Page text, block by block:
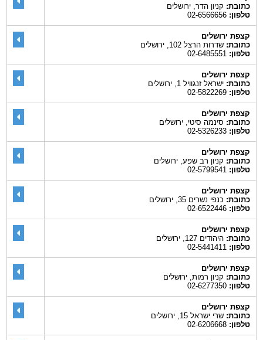
כתובת:קניון הדר, ירושלים
טלפון:02-6566656
קצפת ירושלים
כתובת:שדרות הרצל 102, ירושלים
טלפון:02-6485551
קצפת ירושלים
כתובת:ישראל זנגוויל 1, ירושלים
טלפון:02-5822269
קצפת ירושלים
כתובת:סינמה סיטי, ירושלים
טלפון:02-5326233
קצפת ירושלים
כתובת:קניון רב שפע, ירושלים
טלפון:02-5799541
קצפת ירושלים
כתובת:כנפי נשרים 35, ירושלים
טלפון:02-6522446
קצפת ירושלים
כתובת:היהודים 127, ירושלים
טלפון:02-5441411
קצפת ירושלים
כתובת:קניון רמות, ירושלים
טלפון:02-6277350
קצפת ירושלים
כתובת:שרי ישראל 15, ירושלים
טלפון:02-6206668